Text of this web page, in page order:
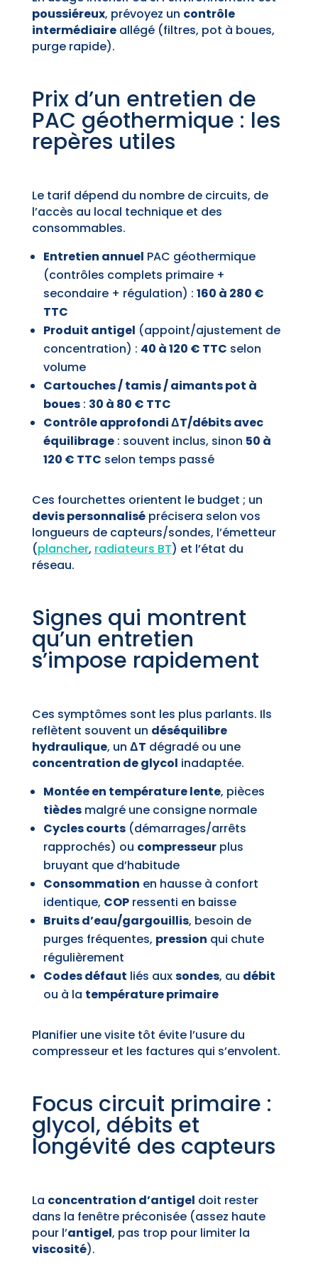
poussiéreux, prévoyez un contrôle
intermédiaireallégé (filtres, pot à boues,
purge rapide).
Prix d’un entretien de
PAC géothermique : les
repères utiles
Le tarif dépend du nombre de circuits, de
l’accès au local technique et des
consommables.
Entretien annuel PAC géothermique
(contrôles complets primaire +
secondaire + régulation) : 160 à 280 €
TTC
Produit antigel (appoint/ajustement de
concentration) : 40 à 120 € TTC selon
volume
Cartouches / tamis / aimants pot à
boues: 30 à 80 € TTC
Contrôle approfondi ΔT/débits avec
équilibrage: souvent inclus, sinon 50 à
120 € TTC selon temps passé
Ces fourchettes orientent le budget ; un
devis personnaliséprécisera selon vos
longueurs de capteurs/sondes, l’émetteur
(plancher, radiateurs BT) et l’état du
réseau.
Signes qui montrent
qu’un entretien
s’impose rapidement
Ces symptômes sont les plus parlants. Ils
reflètent souvent un déséquilibre
hydraulique, un ΔT dégradé ou une
concentration de glycol inadaptée.
Montée en température lente, pièces
tièdesmalgré une consigne normale
Cycles courts(démarrages/arrêts
rapprochés) ou compresseurplus
bruyant que d’habitude
Consommation en hausse à confort
identique, COPressenti en baisse
Bruits d’eau/gargouillis, besoin de
purges fréquentes, pression qui chute
régulièrement
Codes défaut liés auxsondes, au débit
ou à la température primaire
Planifier une visite tôt évite l’usure du
compresseur et les factures qui s’envolent.
Focus circuit primaire :
glycol, débits et
longévité des capteurs
La concentration d’antigel doit rester
dans la fenêtre préconisée (assez haute
pour l’antigel, pas trop pour limiter la
viscosité).